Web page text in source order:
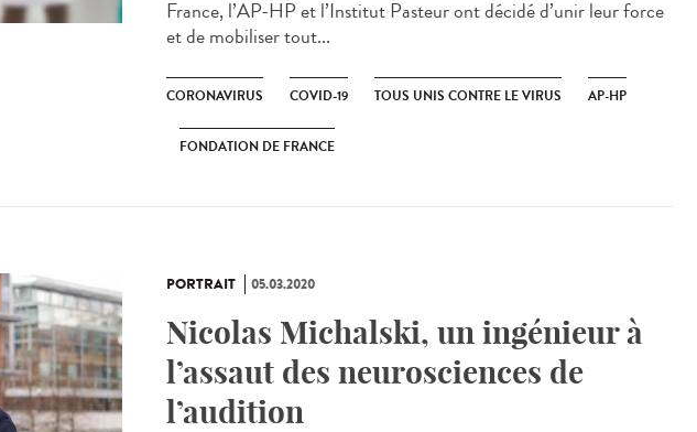
France, l’AP-HP et l’Institut Pasteur ont décidé d’unir leur force
et de mobiliser tout...
CORONAVIRUS COVID-19 TOUS UNIS CONTRE LE VIRUS AP-HP
FONDATION DE FRANCE
PORTRAIT 05.03.2020
Nicolas Michalski, un ingénieur à
l’assaut des neurosciences de
l’audition